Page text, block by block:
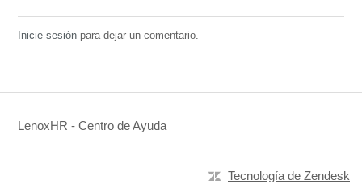
Inicie sesión para dejar un comentario.
LenoxHR - Centro de Ayuda
Tecnología de Zendesk